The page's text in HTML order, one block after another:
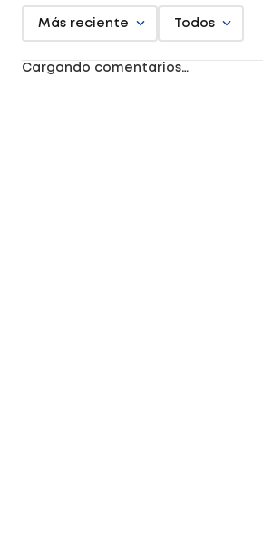
Más reciente Todos
Cargando comentarios…